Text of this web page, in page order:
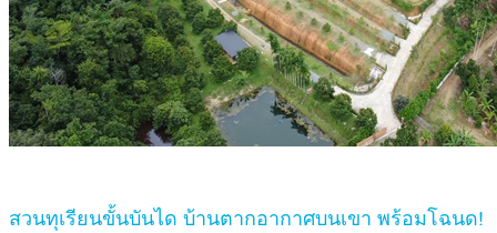
สวนทุเรียนขั้นบันได บ้านตากอากาศบนเขา พร้อมโฉนด!